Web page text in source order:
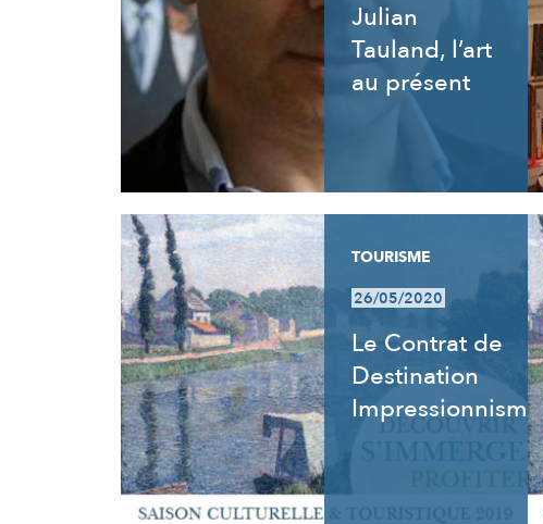
Julian
Tauland, l’art
au présent
TOURISME
26/05/2020
Le Contrat de
Destination
Impressionnisme